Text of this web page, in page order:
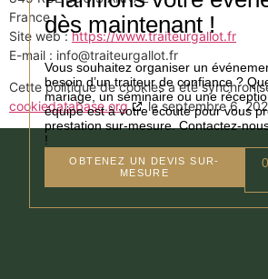
France
Site web :https://www.traiteurgallot.fr
E-mail : info@traiteurgallot.fr
Cette politique de cookies a été
cookiedatabase.org
le septembre 6,
dès maintenant !
Vous souhaitez organiser un
besoin d’un traiteur de confiance ?
mariage, un séminaire ou une
équipe est à votre écoute pour vous
prestation sur-mesure. Contactez-
!
OBTENEZ UN DEVIS SUR-
MESURE